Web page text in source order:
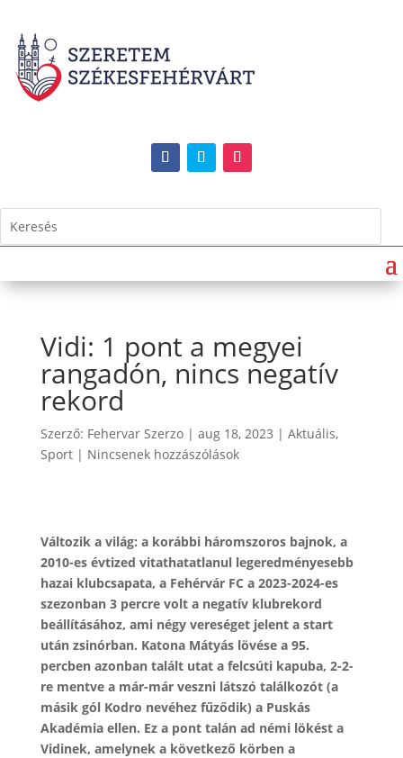
Vidi: 1 pont a megyei
rangadón, nincs negatív
rekord
Szerző: Fehervar Szerzo| aug 18, 2023 | Aktuális,
Sport| Nincsenek hozzászólások
Változik a világ: a korábbi háromszoros bajnok, a
2010-es évtized vitathatatlanul legeredményesebb
hazai klubcsapata, a Fehérvár FC a 2023-2024-es
szezonban 3 percre volt a negatív klubrekord
beállításához, ami négy vereséget jelent a start
után zsinórban. Katona Mátyás lövése a 95.
percben azonban talált utat a felcsúti kapuba, 2-2-
re mentve a már-már veszni látszó találkozót (a
másik gól Kodro nevéhez fűződik) a Puskás
Akadémia ellen. Ez a pont talán ad némi lökést a
Vidinek, amelynek a következő körben a